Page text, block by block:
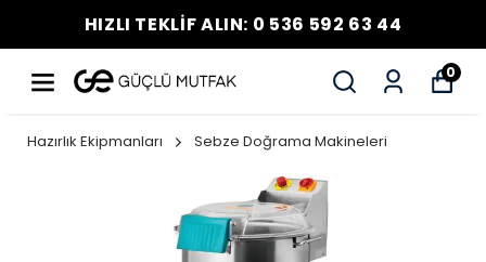
HIZLI TEKLİF ALIN: 0 536 592 63 44
0
Hazırlık Ekipmanları Sebze Doğrama Makineleri